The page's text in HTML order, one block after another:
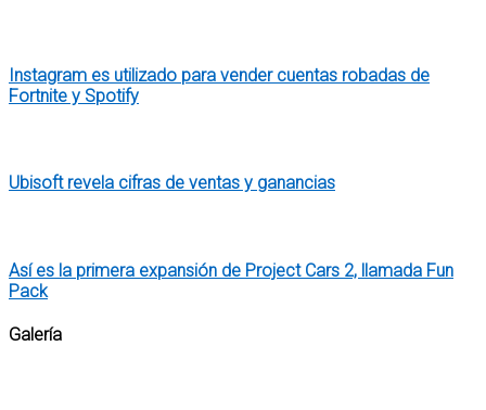
Instagram es utilizado para vender cuentas robadas de
Fortnite y Spotify
Ubisoft revela cifras de ventas y ganancias
Así es la primera expansión de Project Cars 2, llamada Fun
Pack
Galería